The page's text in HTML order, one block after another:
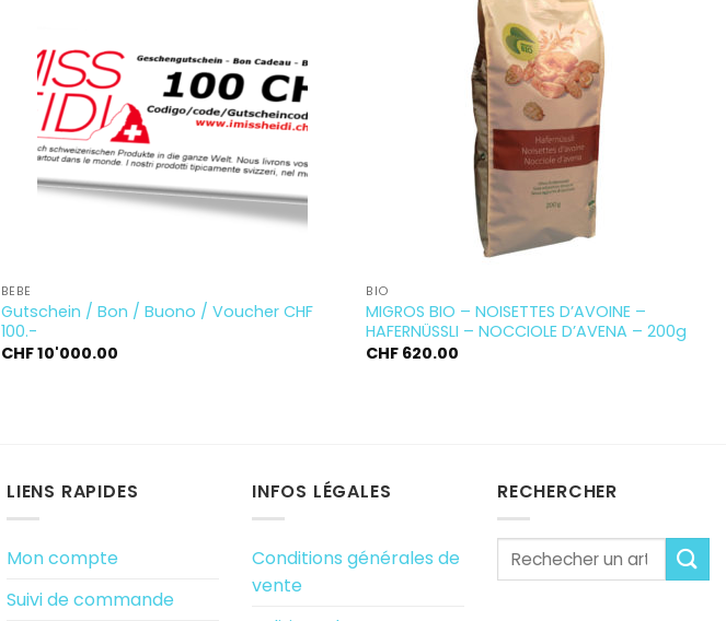
à la
wishlist
BÉBÉ
Gutschein / Bon / Buono / Voucher CHF
100.-
CHF10'000.00
BIO
MIGROS BIO – NOISETTES D’AVOINE –
HAFERNÜSSLI – NOCCIOLE D’AVENA – 200g
CHF 620.00
LIENS RAPIDES
Mon compte
Suivi de commande
INFOS LÉGALES
Conditions générales de
vente
RECHERCHER